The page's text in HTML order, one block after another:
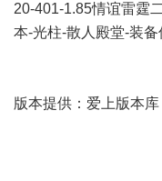
20-401-1.85情谊雷霆
本-光柱-散人殿堂-装
版本提供：爱上版本